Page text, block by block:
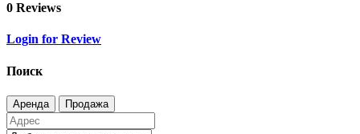
0 Reviews
Login for Review
Поиск
Аренда Продажа